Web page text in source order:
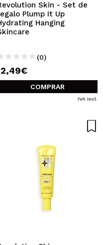
Skin - Set de
Plump It Up
Hanging
(0)
COMPRAR
IVA Incl.